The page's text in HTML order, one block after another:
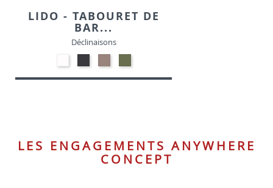
LIDO - TABOURET DE
BAR...
Déclinaisons
-
Blanc
-
Anthracite
-
Taupe
-
Vert
LES ENGAGEMENTS ANYWHERE
CONCEPT